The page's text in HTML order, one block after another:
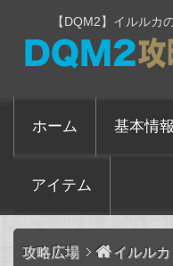
【DQM2】イルルカ
ホーム 基本情報
アイテム
攻略広場 イルル